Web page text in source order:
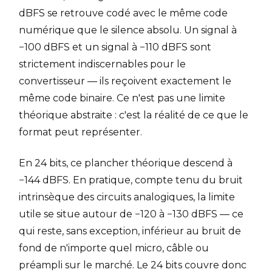
dBFS se retrouve codé avec le même code
numérique que le silence absolu. Un signal à
−100 dBFS et un signal à −110 dBFS sont
strictement indiscernables pour le
convertisseur — ils reçoivent exactement le
même code binaire. Ce n'est pas une limite
théorique abstraite : c'est la réalité de ce que le
format peut représenter.
En 24 bits, ce plancher théorique descend à
−144 dBFS. En pratique, compte tenu du bruit
intrinsèque des circuits analogiques, la limite
utile se situe autour de −120 à −130 dBFS — ce
qui reste, sans exception, inférieur au bruit de
fond de n'importe quel micro, câble ou
préampli sur le marché. Le 24 bits couvre donc